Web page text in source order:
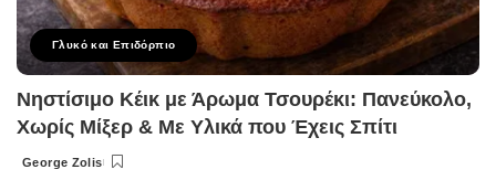
Γλυκό και Επιδόρπιο
Νηστίσιμο Κέικ με Άρωμα Τσουρέκι: Πανεύκολο,
Χωρίς Μίξερ & Με Υλικά που Έχεις Σπίτι
Posted
George Zolis